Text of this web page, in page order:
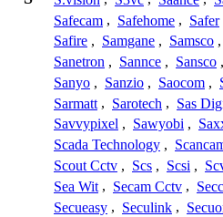
Safecam , Safehome , Safer
Safire , Samgane , Samsco ,
Sanetron , Sannce , Sansco ,
Sanyo , Sanzio , Saocom ,
Sarmatt , Sarotech , Sas
Savvypixel , Sawyobi ,
Scada Technology ,
Scout Cctv , Scs , Scsi ,
Sea Wit , Secam Cctv ,
Secueasy , Seculink ,